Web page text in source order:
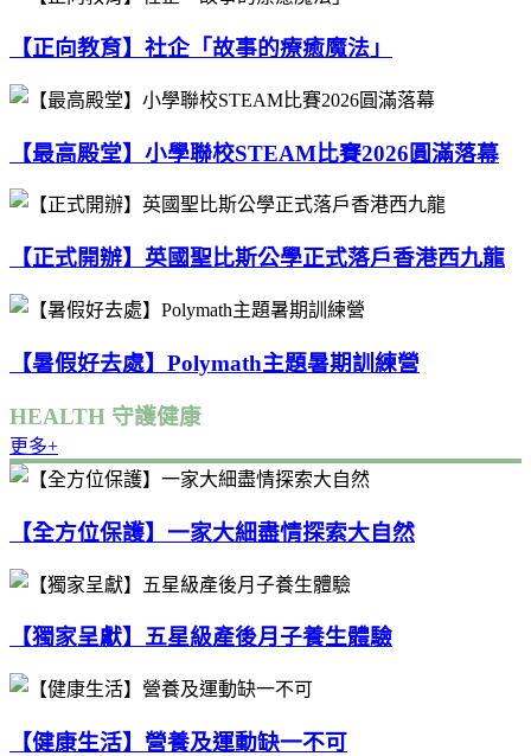
【正向教育】社企「故事的療癒魔法」
【最高殿堂】小學聯校STEAM比賽2026圓滿落幕
【正式開辦】英國聖比斯公學正式落戶香港西九龍
【暑假好去處】Polymath主題暑期訓練營
HEALTH 守護健康
更多+
【全方位保護】一家大細盡情探索大自然
【獨家呈獻】五星級產後月子養生體驗
【健康生活】營養及運動缺一不可